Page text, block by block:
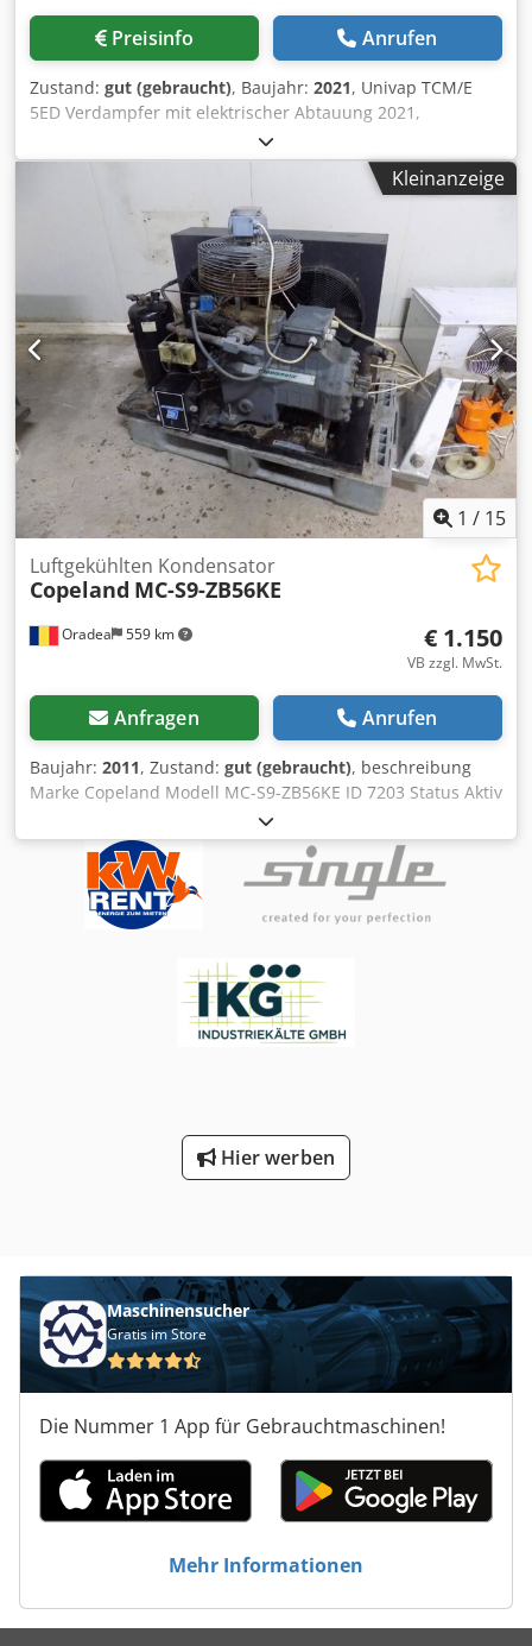
Preisinfo Anrufen
Zustand: gut (gebraucht), Baujahr: 2021, Univap TCM/E
5ED Verdampfer mit elektrischer Abtauung 2021,
Verdampfer mit elektrischer Abtauung, mit Steuerung und
externer KD-Kühlanlage Dksdpfx Aouliazeider
Kleinanzeige
1 / 15
Oradea 559 km
Luftgekühlten Kondensator
Copeland MC-S9-ZB56KE
€ 1.150
VB zzgl. MwSt.
Anfragen Anrufen
Baujahr: 2011, Zustand: gut (gebraucht), beschreibung
Marke Copeland Modell MC-S9-ZB56KE ID 7203 Status Aktiv
Baujahr 2011 Ort Oradea (RO) Luftgekühlter Kondensator
Copeland MC-S9-ZB56KE Herstellung im Jahr 2011.
Copeland Modell D3DA4-75X-AWM Kompressor, Baujahr
1998, 3 Cyl., Saugleistung 32,2m3/h Max. Druck: 28/22,5
bar. Komplette Schaltbox. ExWorks. Der Preis ist
Inspektion kann mindestens 24 Stunden vor Fälligkeit
organisiert werden. Wir sprechen Englisch. Wir sprechen
Deutsch. Hablamos Spanien. Beszélünk magyarul. Irrtum,
Anderungen und Zwischenverkauf / Fehler, Änderungen
Hier werben
Maschinensucher
Gratis im Store
Die Nummer 1 App für Gebrauchtmaschinen!
Mehr Informationen